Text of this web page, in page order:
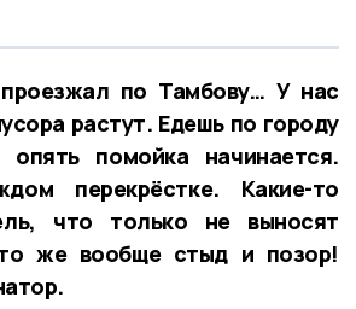
по Тамбову… У нас
растут. Едешь по городу
помойка начинается.
перекрёстке. Какие-то
что только не выносят
же вообще стыд и позор!